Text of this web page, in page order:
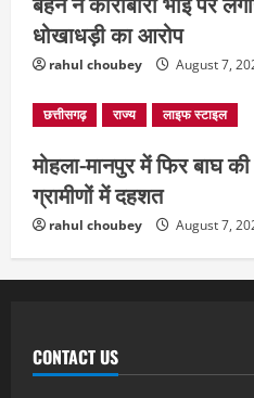
धोखाधड़ी का आरोप
rahul choubey August 7,
छत्तीसगढ़ राज्य लाइफ स्टाइल
मोहला-मानपुर में फिर बाघ
ग्रामीणों में दहशत
rahul choubey August 7,
CONTACT US